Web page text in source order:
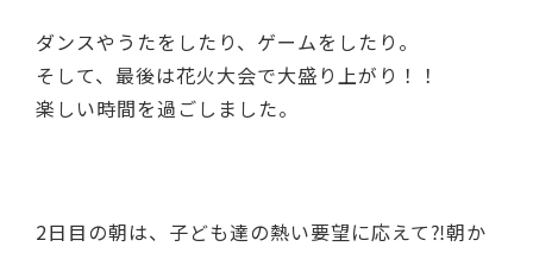
ダンスやうたをしたり、ゲームをしたり。
そして、最後は花火大会で大盛り上がり！！
楽しい時間を過ごしました。
2日目の朝は、子ども達の熱い要望に応えて⁈朝か